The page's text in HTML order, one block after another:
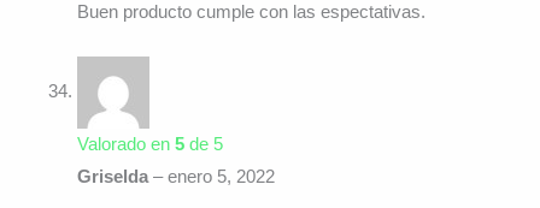
Buen producto cumple con las espectativas.
Valorado en 5de 5
Griselda– enero 5, 2022